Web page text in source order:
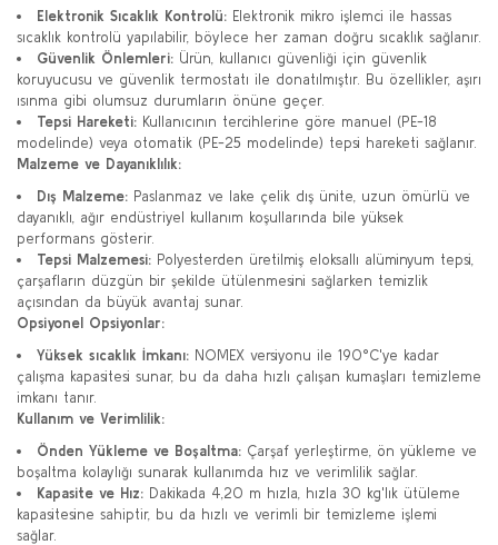
Elektronik Sıcaklık Kontrolü: Elektronik mikro işlemci ile hassas
sıcaklık kontrolü yapılabilir, böylece her zaman doğru sıcaklık sağlanır.
Güvenlik Önlemleri: Ürün, kullanıcı güvenliği için güvenlik
koruyucusu ve güvenlik termostatı ile donatılmıştır. Bu özellikler, aşırı
ısınma gibi olumsuz durumların önüne geçer.
Tepsi Hareketi: Kullanıcının tercihlerine göre manuel (PE-18
modelinde) veya otomatik (PE-25 modelinde) tepsi hareketi sağlanır.
Malzeme ve Dayanıklılık:
Dış Malzeme: Paslanmaz ve lake çelik dış ünite, uzun ömürlü ve
dayanıklı, ağır endüstriyel kullanım koşullarında bile yüksek
performans gösterir.
Tepsi Malzemesi: Polyesterden üretilmiş eloksallı alüminyum tepsi,
çarşafların düzgün bir şekilde ütülenmesini sağlarken temizlik
açısından da büyük avantaj sunar.
Opsiyonel Opsiyonlar:
Yüksek sıcaklık İmkanı: NOMEX versiyonu ile 190°C'ye kadar
çalışma kapasitesi sunar, bu da daha hızlı çalışan kumaşları temizleme
imkanı tanır.
Kullanım ve Verimlilik:
Önden Yükleme ve Boşaltma: Çarşaf yerleştirme, ön yükleme ve
boşaltma kolaylığı sunarak kullanımda hız ve verimlilik sağlar.
Kapasite ve Hız: Dakikada 4,20 m hızla, hızla 30 kg'lık ütüleme
kapasitesine sahiptir, bu da hızlı ve verimli bir temizleme işlemi
sağlar.